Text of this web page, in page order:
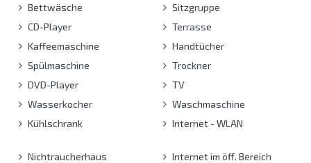
Bettwäsche
CD-Player
Kaffeemaschine
Spülmaschine
DVD-Player
Wasserkocher
Kühlschrank
Sitzgruppe
Terrasse
Handtücher
Trockner
TV
Waschmaschine
Internet - WLAN
Nichtraucherhaus
Internet im öff. Bereich